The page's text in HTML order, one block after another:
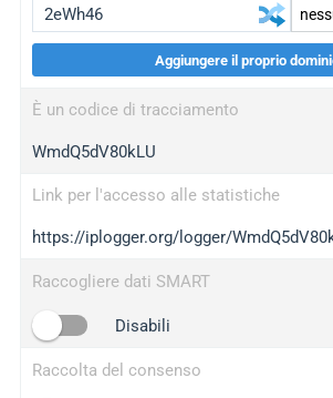
wl.gl
ed.tc
bc.ax
iplogger.com
maper.info
2no.co
yip.su
Aggiungere il proprio
È un codice di tracciamento
WmdQ5dV80kLU
Link per l'accesso alle statistiche
https://iplogger.org/logger/
Raccogliere dati SMART
Disabili
Raccolta del consenso